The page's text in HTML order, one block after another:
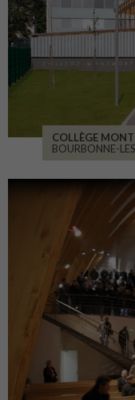
COLLÈGE
BOURBONNE-